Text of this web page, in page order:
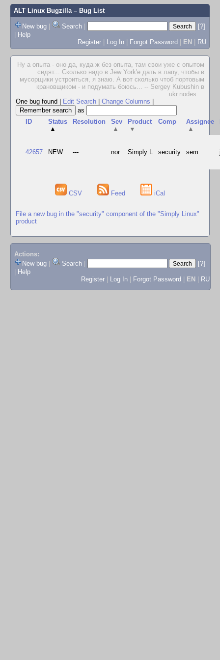
ALT Linux Bugzilla– Bug List
New bug | Search |
[?]
| Help
Register | Log In | Forgot Password | EN | RU
Ну а опыта - оно да, куда ж без опыта, там свои уже с опытом
сидят... Сколько надо в Jew York'е дать в лапу, чтобы в
мусорщики устроиться, я знаю. А вот сколько чтоб портовым
крановщиком - и подумать боюсь... -- Sergey Kubushin в
ukr.nodes ...
One bug found
Edit Search Change Columns
as
ID
Status
▲
Resolution
Sev
▲
Product
▼
Comp
Assignee
▲
42657 NEW --- nor Simply L security sem
CSV Feed iCal
File a new bug in the "security" component of the "Simply Linux"
product
Actions:
New bug
Search
[?]
Help
Register
Log In Forgot Password EN RU